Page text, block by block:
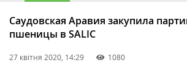
Саудовская Аравия закупила
пшеницы в SALIC
27 квітня 2020, 14:29 1080